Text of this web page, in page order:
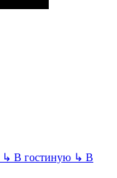
↳ В гостиную ↳ В